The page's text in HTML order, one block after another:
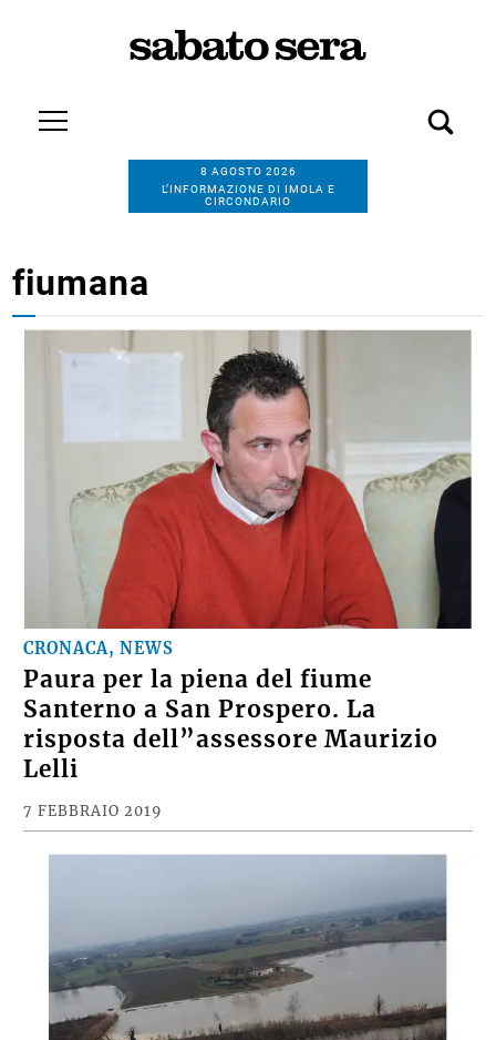
8 AGOSTO 2026
L’INFORMAZIONE DI IMOLA E
CIRCONDARIO
fiumana
CRONACA, NEWS
Paura per la piena del fiume
Santerno a San Prospero. La
risposta dell”assessore Maurizio
Lelli
7 FEBBRAIO 2019